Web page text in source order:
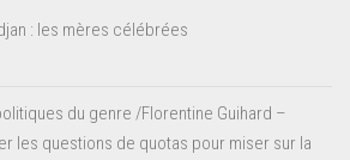
: les mères célébrées
du genre /Florentine Guihard –
les questions de quotas pour miser sur la